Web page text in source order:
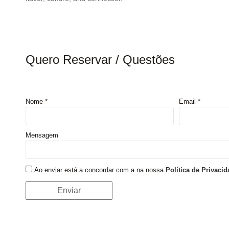
Quero Reservar / Questões
Nome * Email *
Mensagem
Ao enviar está a concordar com a na nossa Política de
Enviar